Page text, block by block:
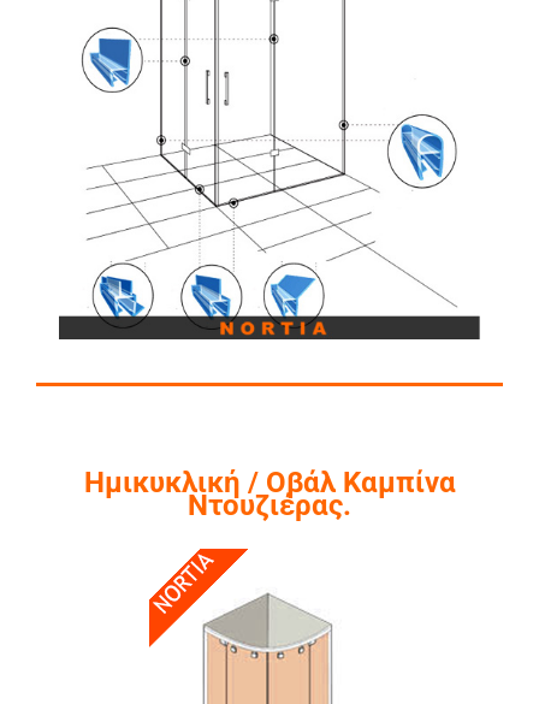
Ημικυκλική / Οβάλ Καμπίνα
Ντουζιέρας.